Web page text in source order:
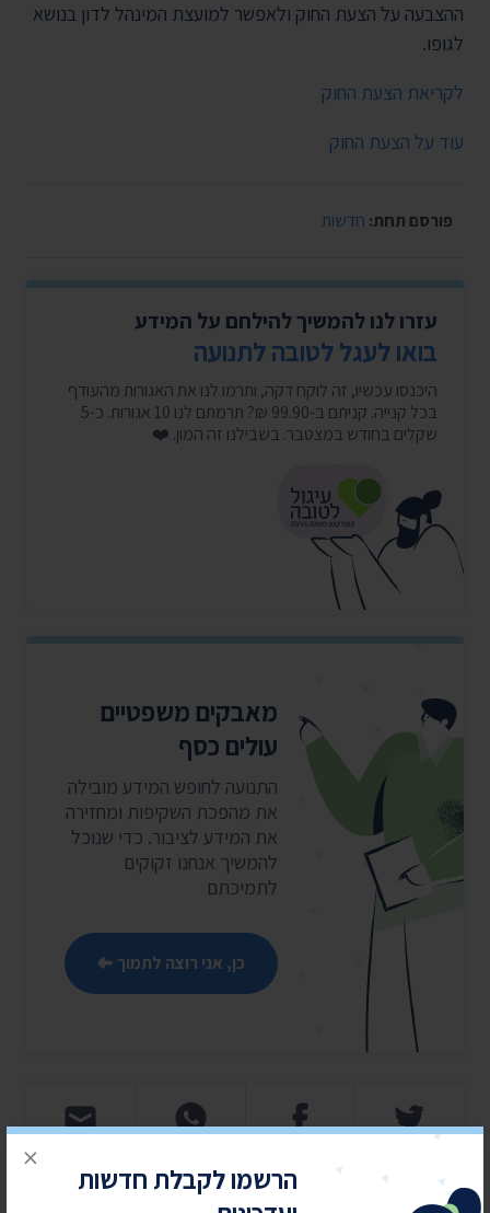
הרשמו לקבלת חדשות
×
ההצבעה על הצעת החוק ולאפשר למועצת המינהל לדון בנושא
לגופו.
לקריאת הצעת החוק
עוד על הצעת החוק
פורסם תחת: חדשות
עזרו לנו להמשיך להילחם על המידע
בואו לעגל לטובה לתנועה
היכנסו עכשיו, זה לוקח דקה, ותרמו לנו את האגורות מהעודף
בכל קנייה. קניתם ב-99.90 ₪? תרמתם לנו 10 אגורות. כ-5
שקלים בחודש במצטבר. בשבילנו זה המון. ❤️
מאבקים משפטיים
עולים כסף
התנועה לחופש המידע מובילה
את מהפכת השקיפות ומחזירה
את המידע לציבור. כדי שנוכל
להמשיך אנחנו זקוקים
לתמיכתם
כן, אני רוצה לתמוך